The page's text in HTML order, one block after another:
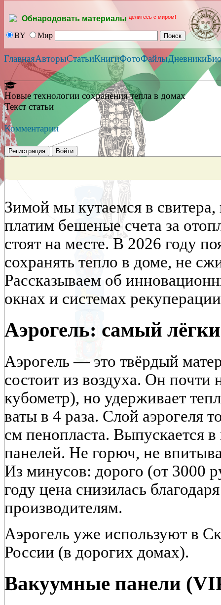
Обнародовать материалы делитесь с миром!
BY Мир
ГлавнаяАвторыСтатьиКнигиФотоФайлыДневники
Новые технологии сохранения тепла в домах
Текст статьи
·
Комментарии
Регистрация Войти
Зимой мы кутаемся в
платим бешеные счета за
стоят на месте. В 2026 году
сохранять тепло в доме, не
Рассказываем об
окнах и системах
Аэрогель: самый
Аэрогель — это твёрдый
состоит из воздуха. Он почти
кубометр), но удерживает
ваты в 4 раза. Слой аэрогеля
см пенопласта. Выпускается
панелей. Не горюч, не
Из минусов: дорого (от 3000
году цена снизилась
производителям.
Аэрогель уже используют в
России (в дорогих домах).
Вакуумные панели